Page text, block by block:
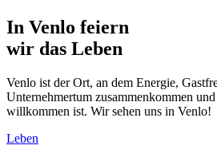
In Venlo feiern
wir das Leben
Venlo ist der Ort, an dem Energie,
Unternehmertum zusammenkommen
willkommen ist. Wir sehen uns in Venlo!
Leben